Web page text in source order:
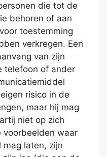
die tot de
behoren of aan
toestemming
verkregen. Een
van zijn
telefoon of ander
risico in de
maar hij mag
niet op zich
voorbeelden waar
laten, zijn